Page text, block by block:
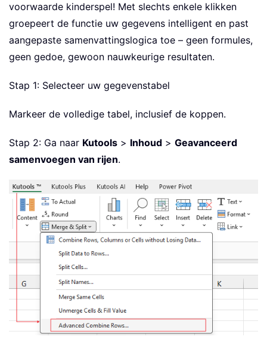
voorwaarde kinderspel! Met slechts enkele klikken
groepeert de functie uw gegevens intelligent en past
aangepaste samenvattingslogica toe – geen formules,
geen gedoe, gewoon nauwkeurige resultaten.
Stap 1: Selecteer uw gegevenstabel
Markeer de volledige tabel, inclusief de koppen.
Stap 2: Ga naar Kutools > Inhoud > Geavanceerd
samenvoegen van rijen.